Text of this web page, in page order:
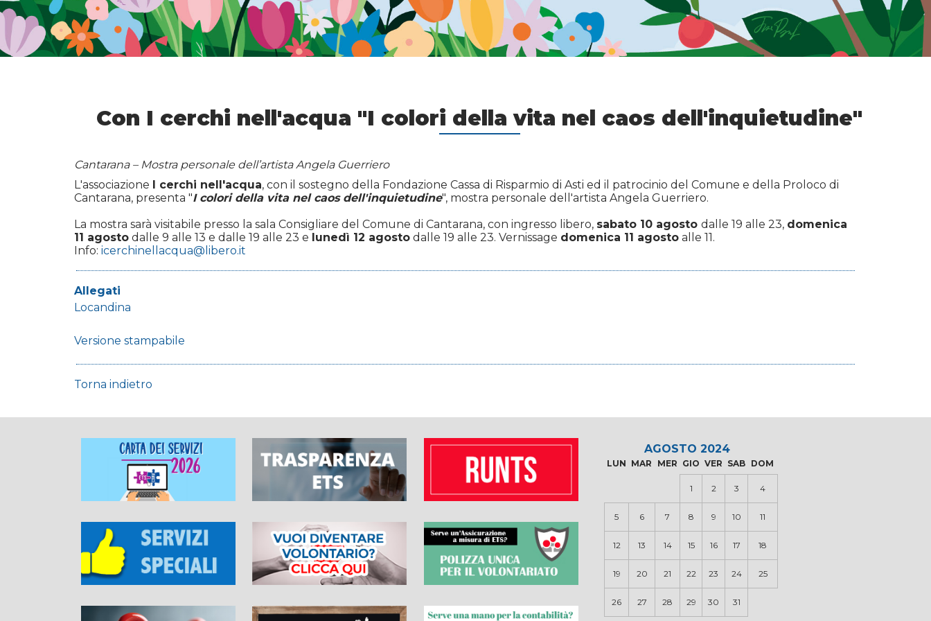
Con I cerchi nell'acqua "I colori della vita nel caos dell'inquietudine"
Cantarana – Mostra personale dell’artista Angela Guerriero
L'associazione I cerchi nell'acqua, con il sostegno della Fondazione Cassa di Risparmio di Asti ed il patrocinio del Comune e della Proloco di
Cantarana, presenta "I colori della vita nel caos dell'inquietudine", mostra personale dell'artista Angela Guerriero.
La mostra sarà visitabile presso la sala Consigliare del Comune di Cantarana, con ingresso libero, sabato 10 agosto dalle 19 alle 23, domenica
11 agosto dalle 9 alle 13 e dalle 19 alle 23 e lunedì 12 agosto dalle 19 alle 23. Vernissage domenica 11 agosto alle 11.
Info: icerchinellacqua@libero.it
Allegati
Locandina
Versione stampabile
Torna indietro
AGOSTO 2024
LUN MAR MER GIO VER SAB DOM
1 2 3 4
5 6 7 8 9 10 11
12 13 14 15 16 17 18
19 20 21 22 23 24 25
26 27 28 29 30 31